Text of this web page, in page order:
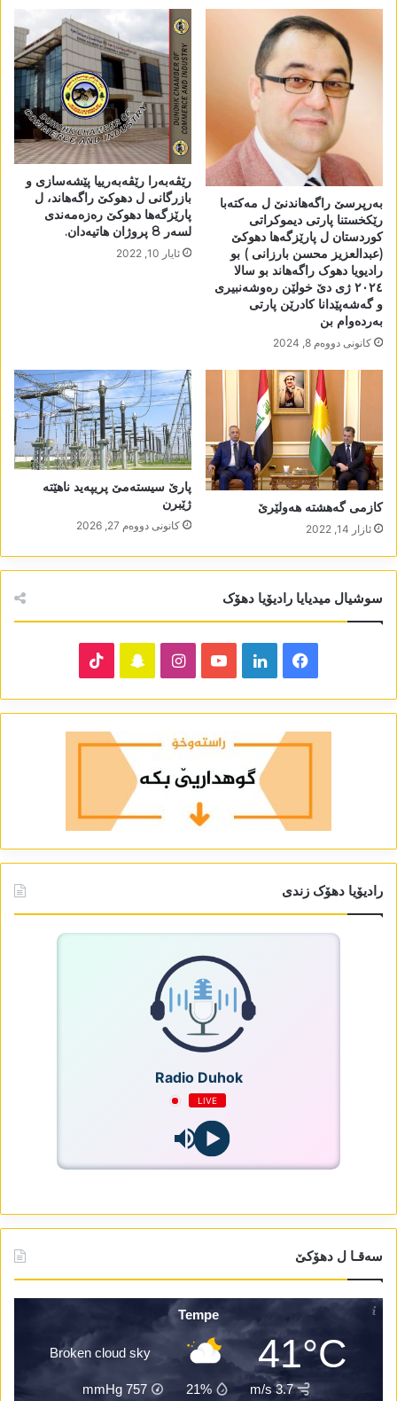
بەرپرسێ راگەھاندنێ ل مەکتەبا
رێکخستنا پارتی دیموکراتی
کوردستان ل پارێزگەھا دھوکێ
(عبدالعزیز محسن بارزانی ) بو
رادیویا دھوک راگەھاند بو سالا
٢٠٢٤ ژی دێ خولێن رەوشەنبیری
و گەشەپێدانا کادرێن پارتی
بەردەوام بن
كانونی دووه‌م 8, 2024
رێڤەبەرا رێڤەبەرییا پێشەسازی و
بازرگانی ل دھوکێ راگەھاند، ل
پارێزگەھا دھوکێ رەزەمەندی
لسەر 8 پروژان ھاتیەدان.
ئایار 10, 2022
کازمی گەھشتە ھەولێرێ
ئازار 14, 2022
پارێ سیستەمێ پریپەید ناھێتە
ژێبرن
كانونی دووه‌م 27, 2026
سوشیال میدیایا رادیۆیا دھۆک
Facebook
LinkedIn
YouTube
Instagram
Snapchat
رادیۆیا دھۆک زندی
Radio Duhok
LIVE
سەقـا ل دھۆکێ
Tempe
41°C
Broken cloud sky
3.7 m/s
21%
757
mmHg